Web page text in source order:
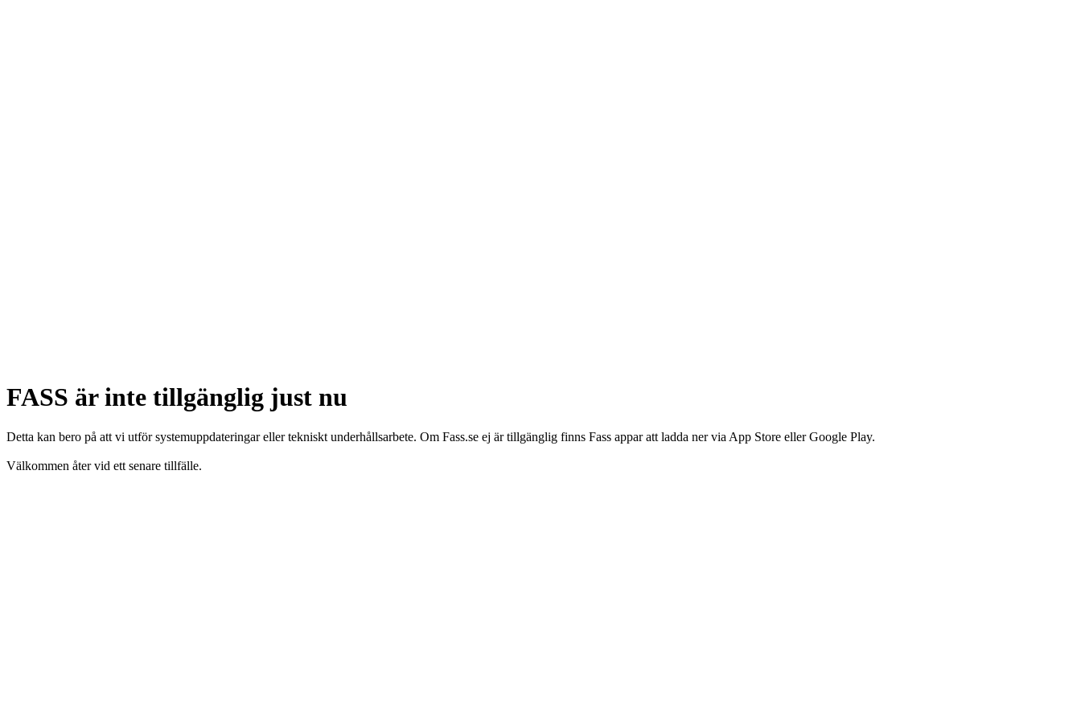
FASS är inte tillgänglig just nu
Detta kan bero på att vi utför systemuppdateringar eller tekniskt underhållsarbete. Om Fass.se ej är tillgänglig finns Fass appar att ladda ner via App Store eller Google Play.
Välkommen åter vid ett senare tillfälle.